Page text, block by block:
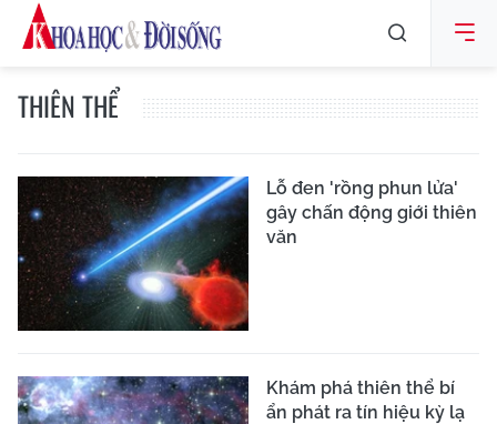
THIÊN THỂ
Lỗ đen 'rồng phun lửa'
gây chấn động giới thiên
văn
Khám phá thiên thể bí
ẩn phát ra tín hiệu kỳ lạ